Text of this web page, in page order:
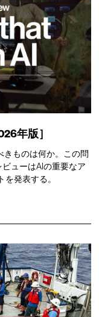
年版］
きものは何か。この問
ューはAIの重要なア
発表する。